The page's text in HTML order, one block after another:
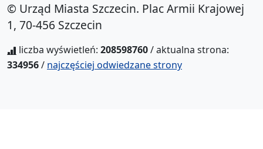
© Urząd Miasta Szczecin. Plac Armii Krajowej
1, 70-456 Szczecin
liczba wyświetleń: 208598760/ aktualna strona:
334956/ najczęściej odwiedzane strony